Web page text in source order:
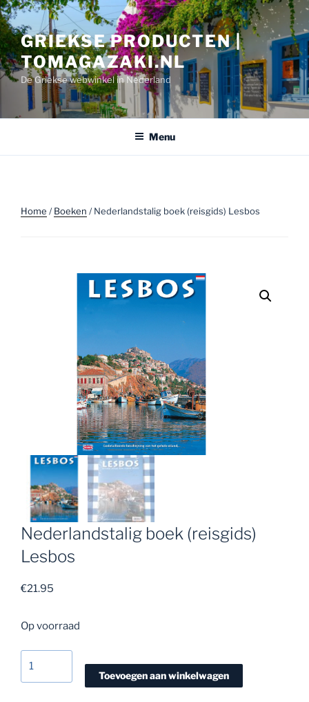
Ga
naar
de
inhoud
GRIEKSE PRODUCTEN |
TOMAGAZAKI.NL
De Griekse webwinkel in Nederland
Menu
Home /Boeken / Nederlandstalig boek (reisgids) Lesbos
Nederlandstalig boek (reisgids)
Lesbos
€21.95
Op voorraad
Toevoegen aan winkelwagen